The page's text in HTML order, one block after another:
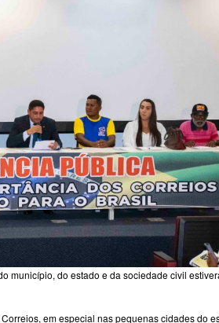
município, do estado e da sociedade civil
em especial nas pequenas cidades do